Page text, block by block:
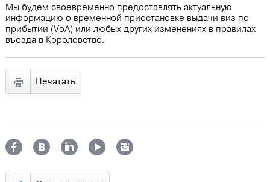
Мы будем своевременно предоставлять актуальную
информацию о временной приостановке выдачи виз по
прибытии (VoA) или любых других изменениях в правилах
въезда в Королевство.
Печатать